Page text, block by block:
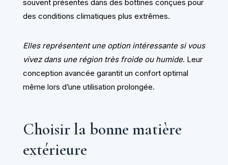
souvent présentes dans des bottines conçues pour
des conditions climatiques plus extrêmes.
Elles représentent une option intéressante si vous
vivez dans une région très froide ou humide. Leur
conception avancée garantit un confort optimal
même lors d’une utilisation prolongée.
Choisir la bonne matière
extérieure